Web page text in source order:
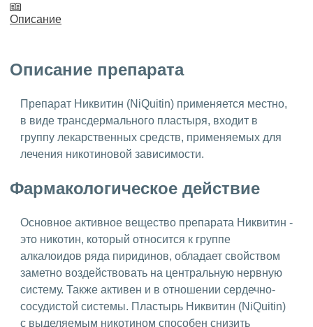
Описание
Описание препарата
Препарат Никвитин (NiQuitin) применяется местно,
в виде трансдермального пластыря, входит в
группу лекарственных средств, применяемых для
лечения никотиновой зависимости.
Фармакологическое действие
Основное активное вещество препарата Никвитин -
это никотин, который относится к группе
алкалоидов ряда пиридинов, обладает свойством
заметно воздействовать на центральную нервную
систему. Также активен и в отношении сердечно-
сосудистой системы. Пластырь Никвитин (NiQuitin)
с выделяемым никотином способен снизить